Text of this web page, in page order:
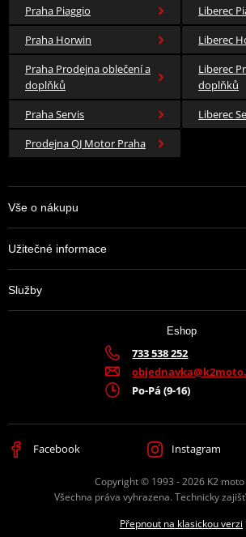
Praha Piaggio
Liberec
Praha Horwin
Liberec
Praha Prodejna oblečení a
doplňků
Liberec
doplňků
Praha Servis
Liberec
Prodejna QJ Motor Praha
Vše o nákupu
Užitečné informace
Služby
Eshop
733 538 252
Po-Pá (9-16)
Facebook Instagram
Copyright © 1993 - 2026 K2 moto
Všechna práva vyhrazena. Technicky
Přepnout na klasickou verzi